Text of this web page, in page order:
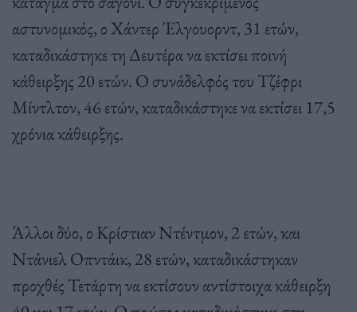
αστυνομικός, ο Χάντερ Έλγουορντ, 31 ετών,
καταδικάστηκε τη Δευτέρα να εκτίσει ποινή
κάθειρξης 20 ετών. Ο συνάδελφός του Τζέφρι
Μίντλτον, 46 ετών, καταδικάστηκε να εκτίσει 17,5
χρόνια κάθειρξης.
Άλλοι δύο, ο Κρίστιαν Ντέντμον, 2 ετών, και
Ντάνιελ Οπντάικ, 28 ετών, καταδικάστηκαν
προχθές Τετάρτη να εκτίσουν αντίστοιχα κάθειρξη